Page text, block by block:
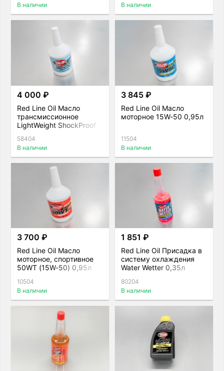
В наличии В наличии
4 000 ₽
Red Line Oil Масло
трансмиссионное
LightWeight ShockProof
58404
В наличии
3 845 ₽
Red Line Oil Масло
моторное 15W-50 0,95л
11504
В наличии
3 700 ₽
Red Line Oil Масло
моторное, спортивное
50WT (15W-50) 0,95л
10504
В наличии
1 851 ₽
Red Line Oil Присадка в
систему охлаждения
Water Wetter 0,35л
80204
В наличии